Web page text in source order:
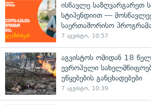
ისწავლე საზღვარგარეთ
სტიპენდიით —
საერთაშორისო
7 აგვისტო, 10:57
აგვისტოს ომიდან 18
ევროპული
უწყებების განცხადებები
7 აგვისტო, 10:39